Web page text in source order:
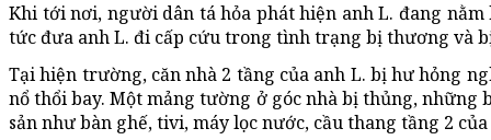
Khi tới nơi, người dân tá hỏa phát hiện anh L. đang
tức đưa anh L. đi cấp cứu trong tình trạng bị thương và
Tại hiện trường, căn nhà 2 tầng của anh L. bị hư hỏng
nổ thổi bay. Một mảng tường ở góc nhà bị thủng, những
sản như bàn ghế, tivi, máy lọc nước, cầu thang tầng 2